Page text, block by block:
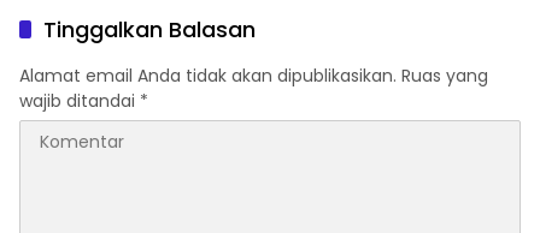
Tinggalkan Balasan
Alamat email Anda tidak akan dipublikasikan. Ruas yang
wajib ditandai *